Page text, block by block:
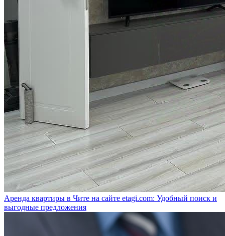
Аренда квартиры в Чите на сайте etagi.com: Удобный поиск и
выгодные предложения